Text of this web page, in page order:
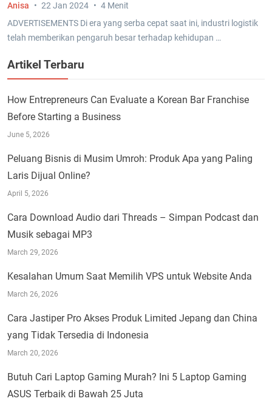
ADVERTISEMENTS Di era yang serba cepat saat ini, industri logistik
telah memberikan pengaruh besar terhadap kehidupan …
Anisa 22 Jan 2024 4 Menit
Artikel Terbaru
How Entrepreneurs Can Evaluate a Korean Bar Franchise
Before Starting a Business
June 5, 2026
Peluang Bisnis di Musim Umroh: Produk Apa yang Paling
Laris Dijual Online?
April 5, 2026
Cara Download Audio dari Threads – Simpan Podcast dan
Musik sebagai MP3
March 29, 2026
Kesalahan Umum Saat Memilih VPS untuk Website Anda
March 26, 2026
Cara Jastiper Pro Akses Produk Limited Jepang dan China
yang Tidak Tersedia di Indonesia
March 20, 2026
Butuh Cari Laptop Gaming Murah? Ini 5 Laptop Gaming
ASUS Terbaik di Bawah 25 Juta